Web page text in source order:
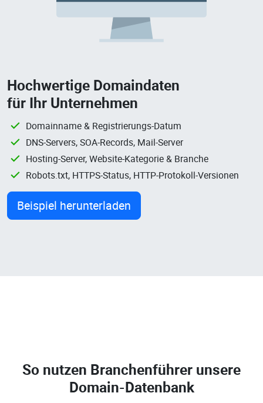
Hochwertige Domaindaten
für Ihr Unternehmen
Domainname & Registrierungs-Datum
DNS-Servers, SOA-Records, Mail-Server
Hosting-Server, Website-Kategorie & Branche
Robots.txt, HTTPS-Status, HTTP-Protokoll-Versionen
Beispiel herunterladen
So nutzen Branchenführer unsere
Domain-Datenbank